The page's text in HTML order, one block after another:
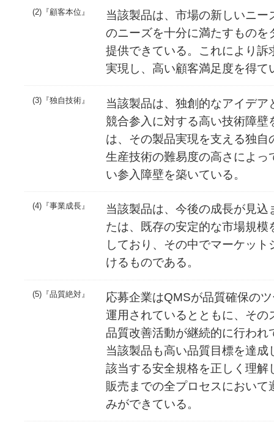
(2)『顧客本位』
当該製品は、市場の新しいニー
のニーズを十分に満たすものを
提供できている。これにより訴
実現し、高い顧客満足度を得て
(3)『独自技術』
当該製品は、独創的なアイデア
競合参入に対する高い技術障壁
は、その製品実現を支える独自
生産技術の難易度の高さによっ
い参入障壁を築いている。
(4)『事業成長』
当該製品は、今後の成長が見込
たは、既存の安定的な市場規模
しており、その中でマーケッ
けるものである。
(5)『品質絶対』
応募企業はQMSが品質確保の
運用されているとともに、その
品質改善活動が継続的に行われ
当該製品も高い品質目標を達
該当する安全規格を正しく理解
販売までの全プロセスにおいて
みができている。